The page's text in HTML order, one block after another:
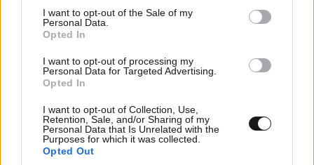
consent section.
I want to opt-out of the Sale of my
Personal Data.
Opted In
I want to opt-out of processing my
Personal Data for Targeted Advertising.
Opted In
I want to opt-out of Collection, Use,
Retention, Sale, and/or Sharing of my
Personal Data that Is Unrelated with the
Purposes for which it was collected.
Opted Out
Κατερινα 09·09·2012 09:31
ανοησιες, ολα για το χρημα